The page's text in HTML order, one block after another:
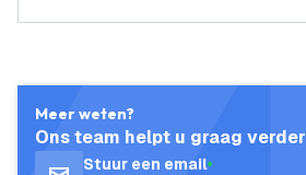
Meer weten?
Ons team helpt u graag verder
Stuur een email